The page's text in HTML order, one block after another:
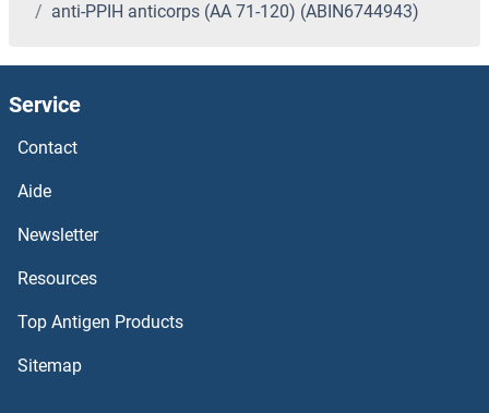
anti-PPIH anticorps (AA 71-120) (ABIN6744943)
Service
Contact
Aide
Newsletter
Resources
Top Antigen Products
Sitemap